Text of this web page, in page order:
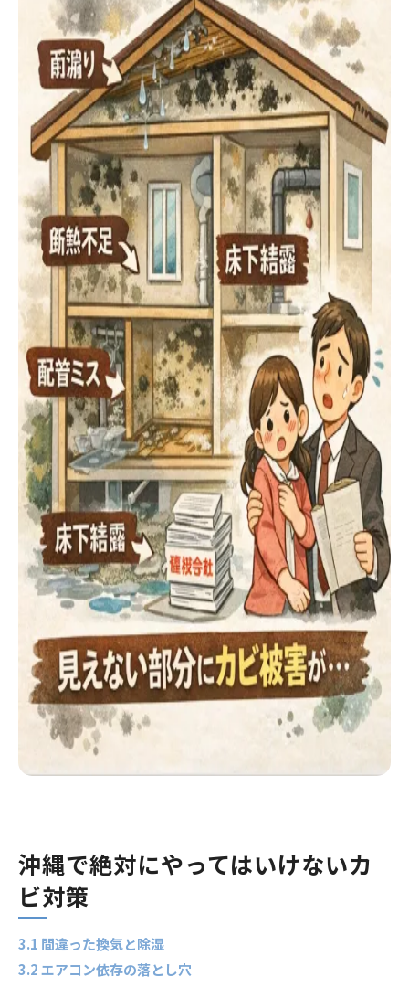
沖縄で絶対にやってはいけないカ
ビ対策
3.1 間違った換気と除湿
3.2 エアコン依存の落とし穴